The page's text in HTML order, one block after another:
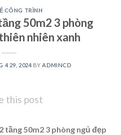
CÔNG TRÌNH
50m2 3 phòng
nhiên xanh
4 29, 2024 BYADMINCD
this post
tầng 50m2 3 phòng ngủ đẹp